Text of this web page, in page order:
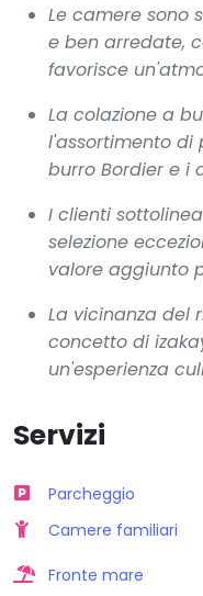
Le camere sono
e ben arredate,
favorisce
La colazione a
l'assortimento di
burro Bordier e i
I clienti
selezione
valore aggiunto
La vicinanza del
concetto di
un'esperienza
Servizi
Parcheggio
Camere familiari
Fronte mare